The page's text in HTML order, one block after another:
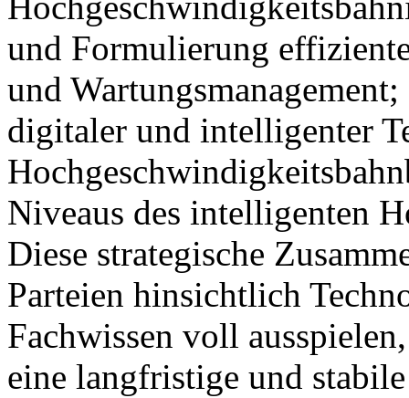
und Formulierung
und
digitaler und intelligenter
Niveaus des intelligenten
Diese strategische
Parteien hinsichtlich
Fachwissen voll
eine langfristige und